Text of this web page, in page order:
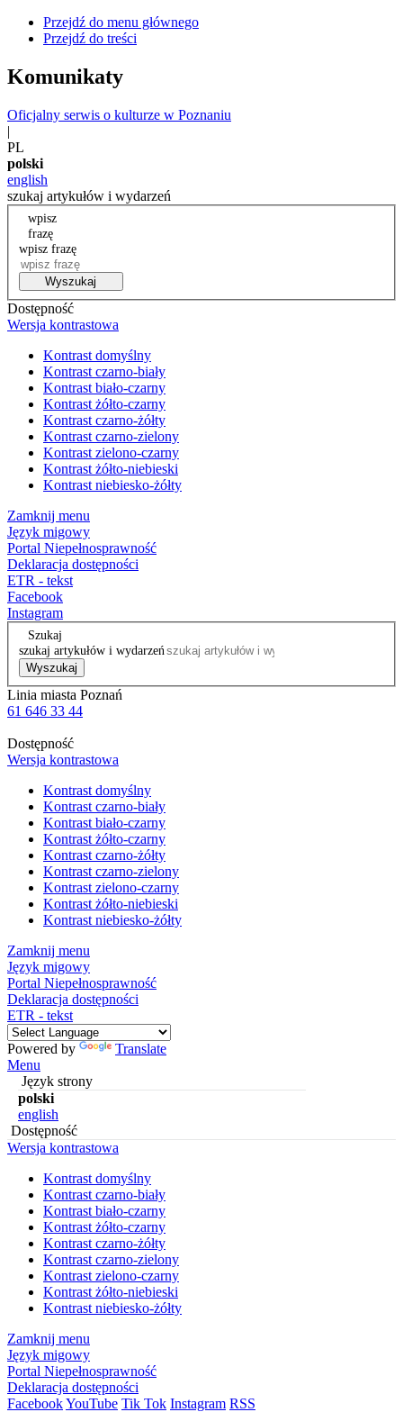
Przejdź do menu głównego
Przejdź do treści
Komunikaty
Oficjalny serwis o kulturze w Poznaniu
|
PL
polski
english
szukaj artykułów i wydarzeń
wpisz
frazę
wpisz frazę
Wyszukaj
Dostępność
Wersja kontrastowa
Kontrast domyślny
Kontrast czarno-biały
Kontrast biało-czarny
Kontrast żółto-czarny
Kontrast czarno-żółty
Kontrast czarno-zielony
Kontrast zielono-czarny
Kontrast żółto-niebieski
Kontrast niebiesko-żółty
Zamknij menu
Język migowy
Portal Niepełnosprawność
Deklaracja dostępności
ETR - tekst
Facebook
Instagram
Szukaj
szukaj artykułów i wydarzeń
Wyszukaj
Linia miasta Poznań
61 646 33 44
Dostępność
Wersja kontrastowa
Kontrast domyślny
Kontrast czarno-biały
Kontrast biało-czarny
Kontrast żółto-czarny
Kontrast czarno-żółty
Kontrast czarno-zielony
Kontrast zielono-czarny
Kontrast żółto-niebieski
Kontrast niebiesko-żółty
Zamknij menu
Język migowy
Portal Niepełnosprawność
Deklaracja dostępności
ETR - tekst
Powered by
Translate
Menu
Język strony
polski
english
Dostępność
Wersja kontrastowa
Kontrast domyślny
Kontrast czarno-biały
Kontrast biało-czarny
Kontrast żółto-czarny
Kontrast czarno-żółty
Kontrast czarno-zielony
Kontrast zielono-czarny
Kontrast żółto-niebieski
Kontrast niebiesko-żółty
Zamknij menu
Język migowy
Portal Niepełnosprawność
Deklaracja dostępności
FacebookYouTube Tik Tok Instagram RSS